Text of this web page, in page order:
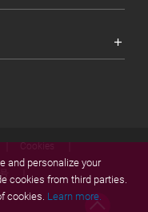
Cookies
and personalize your
cookies from third parties.
cookies. Learn more.